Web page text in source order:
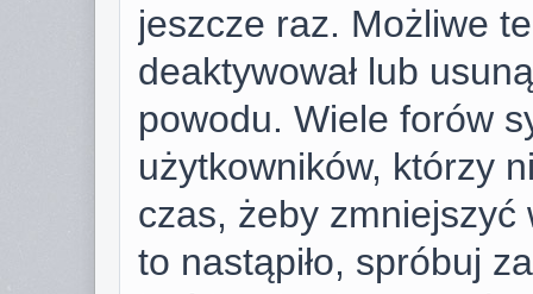
jeszcze raz. Możliwe
deaktywował lub
powodu. Wiele forów
użytkowników, którzy
czas, żeby
to nastąpiło, spróbuj